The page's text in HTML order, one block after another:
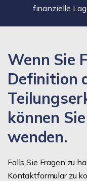
finanzielle
Wenn Sie
Definition
können
wenden.
Falls Sie Fragen zu
Kontaktformular zu